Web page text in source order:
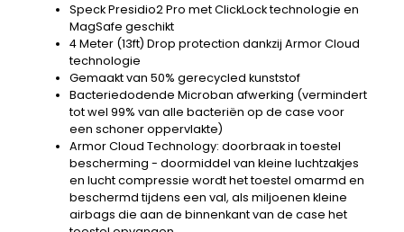
Speck Presidio2 Pro met ClickLock technologie en
MagSafe geschikt
4 Meter (13ft) Drop protection dankzij Armor Cloud
technologie
Gemaakt van 50% gerecycled kunststof
Bacteriedodende Microban afwerking (vermindert
tot wel 99% van alle bacteriën op de case voor
een schoner oppervlakte)
Armor Cloud Technology: doorbraak in toestel
bescherming - doormiddel van kleine luchtzakjes
en lucht compressie wordt het toestel omarmd en
beschermd tijdens een val, als miljoenen kleine
airbags die aan de binnenkant van de case het